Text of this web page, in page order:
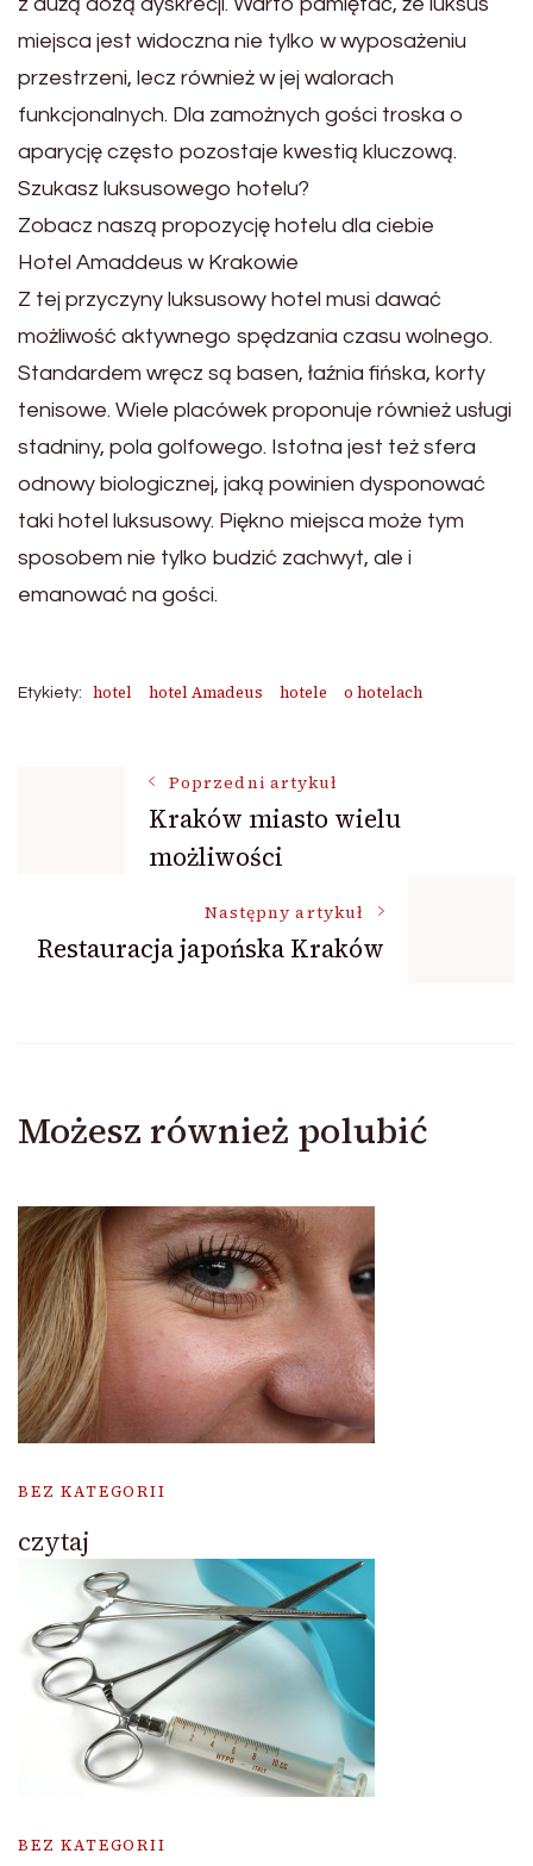
miejsca jest widoczna nie tylko w wyposażeniu
przestrzeni, lecz również w jej walorach
funkcjonalnych. Dla zamożnych gości troska o
aparycję często pozostaje kwestią kluczową.
Szukasz luksusowego hotelu?
Zobacz naszą propozycję hotelu dla ciebie
Hotel Amaddeus w Krakowie
Z tej przyczyny luksusowy hotel musi dawać
możliwość aktywnego spędzania czasu wolnego.
Standardem wręcz są basen, łaźnia fińska, korty
tenisowe. Wiele placówek proponuje również usługi
stadniny, pola golfowego. Istotna jest też sfera
odnowy biologicznej, jaką powinien dysponować
taki hotel luksusowy. Piękno miejsca może tym
sposobem nie tylko budzić zachwyt, ale i
emanować na gości.
Etykiety: hotel hotel Amadeus hotele o hotelach
Nawigacja
wpisu
Poprzedni artykuł
Kraków miasto wielu
możliwości
Następny artykuł
Restauracja japońska Kraków
Możesz również polubić
BEZ KATEGORII
czytaj
BEZ KATEGORII